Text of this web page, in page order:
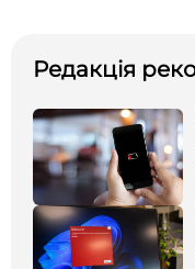
Редакція